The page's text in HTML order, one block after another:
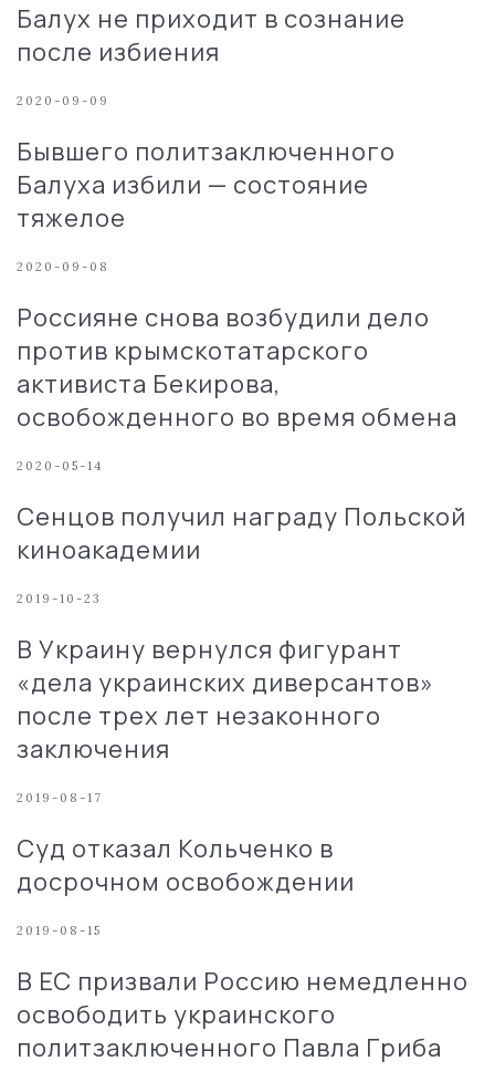
Балух не приходит в сознание
после избиения
2020-09-09
Бывшего политзаключенного
Балуха избили — состояние
тяжелое
2020-09-08
Россияне снова возбудили дело
против крымскотатарского
активиста Бекирова,
освобожденного во время обмена
2020-05-14
Сенцов получил награду Польской
киноакадемии
2019-10-23
В Украину вернулся фигурант
«дела украинских диверсантов»
после трех лет незаконного
заключения
2019-08-17
Суд отказал Кольченко в
досрочном освобождении
2019-08-15
В ЕС призвали Россию немедленно
освободить украинского
политзаключенного Павла Гриба